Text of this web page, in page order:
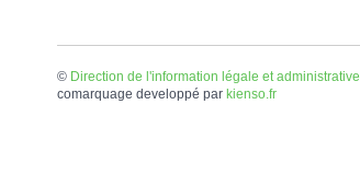
© Direction de l'information légale et administrative
comarquage developpé par kienso.fr